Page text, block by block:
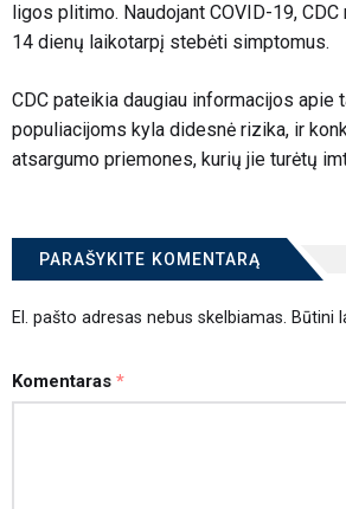
ligos plitimo. Naudojant COVID-19,
14 dienų laikotarpį stebėti simptomus.
CDC pateikia daugiau informacijos apie
populiacijoms kyla didesnė rizika, ir
atsargumo priemones, kurių jie turėtų
PARAŠYKITE KOMENTARĄ
El. pašto adresas nebus skelbiamas. Būtini
Komentaras *